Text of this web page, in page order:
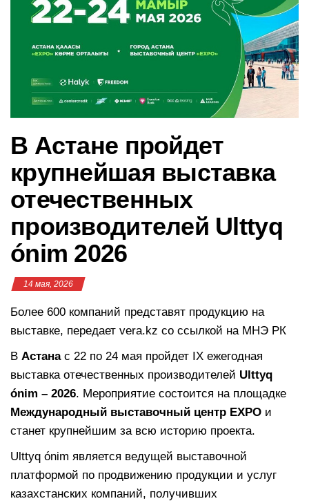
ю
В Астане пройдет
крупнейшая выставка
отечественных
производителей Ulttyq
ónim 2026
14 мая, 2026
Более 600 компаний представят продукцию на
выставке, передает vera.kz со ссылкой на МНЭ РК
В Астанас 22 по 24 мая пройдет IX ежегодная
выставка отечественных производителей Ulttyq
ónim – 2026. Мероприятие состоится на площадке
Международный выставочный центр EXPO и
станет крупнейшим за всю историю проекта.
Ulttyq ónim является ведущей выставочной
платформой по продвижению продукции и услуг
казахстанских компаний, получивших